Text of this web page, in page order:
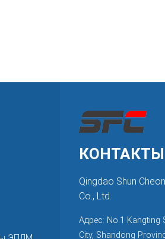
КОНТАКТЫ
Qingdao Shun
Co., Ltd.
Адрес: No.1 Kangting
City, Shandong